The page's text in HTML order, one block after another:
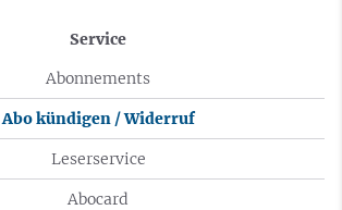
Service
Abonnements
Abo kündigen / Widerruf
Leserservice
Abocard